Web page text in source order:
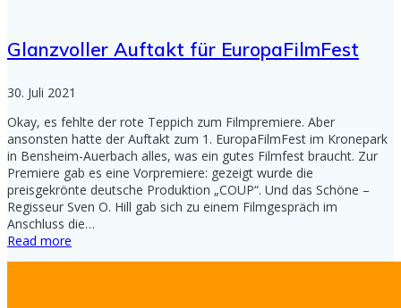
Glanzvoller Auftakt für EuropaFilmFest
30. Juli 2021
Okay, es fehlte der rote Teppich zum Filmpremiere. Aber
ansonsten hatte der Auftakt zum 1. EuropaFilmFest im Kronepark
in Bensheim-Auerbach alles, was ein gutes Filmfest braucht. Zur
Premiere gab es eine Vorpremiere: gezeigt wurde die
preisgekrönte deutsche Produktion „COUP“. Und das Schöne –
Regisseur Sven O. Hill gab sich zu einem Filmgespräch im
Anschluss die…
Read more